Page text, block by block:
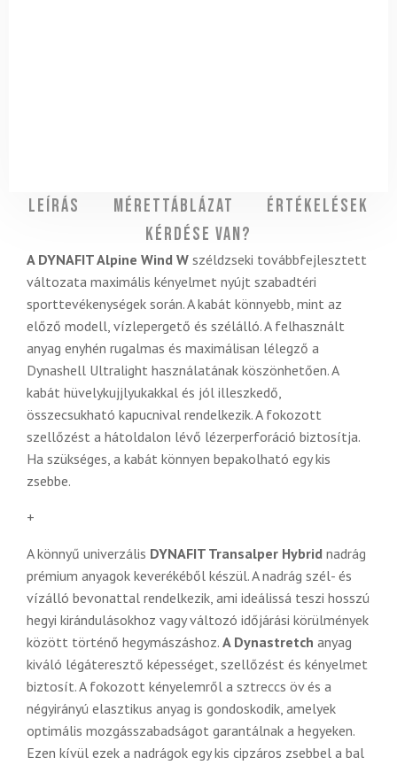
Leírás Mérettáblázat
Értékelések
Kérdése van?
A DYNAFIT Alpine Wind W széldzseki továbbfejlesztett
változata maximális kényelmet nyújt szabadtéri
sporttevékenységek során. A kabát könnyebb, mint az
előző modell, vízlepergető és szélálló. A felhasznált
anyag enyhén rugalmas és maximálisan lélegző a
Dynashell Ultralight használatának köszönhetően. A
kabát hüvelykujjlyukakkal és jól illeszkedő,
összecsukható kapucnival rendelkezik. A fokozott
szellőzést a hátoldalon lévő lézerperforáció biztosítja.
Ha szükséges, a kabát könnyen bepakolható egy kis
zsebbe.
+
A könnyű univerzális DYNAFIT Transalper Hybrid nadrág
prémium anyagok keverékéből készül. A nadrág szél- és
vízálló bevonattal rendelkezik, ami ideálissá teszi hosszú
hegyi kirándulásokhoz vagy változó időjárási körülmények
között történő hegymászáshoz. A Dynastretch anyag
kiváló légáteresztő képességet, szellőzést és kényelmet
biztosít. A fokozott kényelemről a sztreccs öv és a
négyirányú elasztikus anyag is gondoskodik, amelyek
optimális mozgásszabadságot garantálnak a hegyeken.
Ezen kívül ezek a nadrágok egy kis cipzáros zsebbel a bal